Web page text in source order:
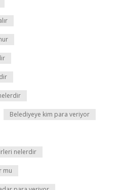
Belediyeye kim para veriyor
nelerdir
mu